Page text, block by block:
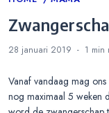
28 januari 2019 1 min
Vanaf vandaag mag
nog maximaal 5 weken